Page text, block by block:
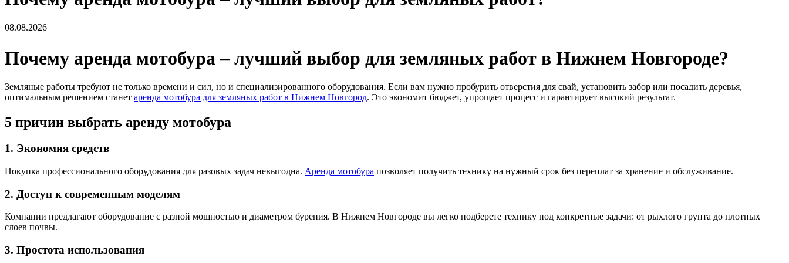
08.08.2026
Почему аренда мотобура – лучший выбор для земляных работ в Нижнем Новгороде?
Земляные работы требуют не только времени и сил, но и специализированного оборудования. Если вам нужно пробурить отверстия для свай, установить забор или посадить деревья,
оптимальным решением станет аренда мотобура для земляных работ в Нижнем Новгород. Это экономит бюджет, упрощает процесс и гарантирует высокий результат.
5 причин выбрать аренду мотобура
1. Экономия средств
Покупка профессионального оборудования для разовых задач невыгодна. Аренда мотобура позволяет получить технику на нужный срок без переплат за хранение и обслуживание.
2. Доступ к современным моделям
Компании предлагают оборудование с разной мощностью и диаметром бурения. В Нижнем Новгороде вы легко подберете технику под конкретные задачи: от рыхлого грунта до плотных
слоев почвы.
3. Простота использования